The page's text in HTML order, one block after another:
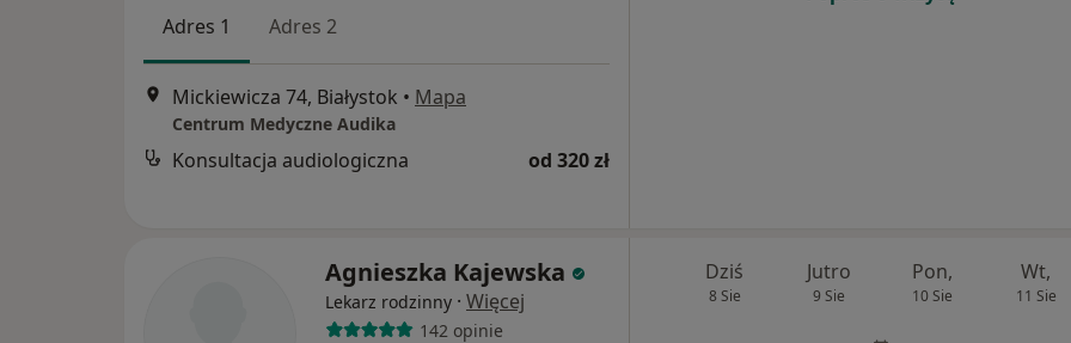
Adres 1 Adres 2
Mickiewicza 74, Białystok • Mapa
Centrum Medyczne Audika
Konsultacja audiologiczna od 320 zł
Agnieszka Kajewska
Lekarz rodzinny · Więcej
142 opinie
Dziś
8 Sie
Jutro
9 Sie
Pon,
10 Sie
Wt,
11 Sie